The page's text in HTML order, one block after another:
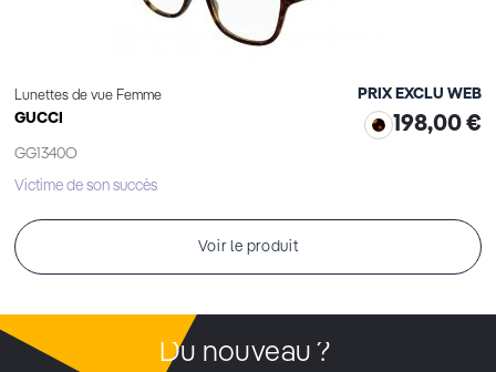
Lunettes de vue Femme
GUCCI
GG1340O
PRIX EXCLU WEB
198,00 €
Victime de son succès
Voir le produit
Du nouveau ?